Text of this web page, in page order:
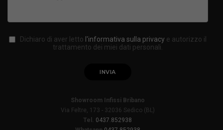
Dichiaro di aver letto l'informativa sulla privacy e autorizzo il
trattamento dei miei dati personali.
Showroom Infissi Bribano
Via Feltre, 173 - 32036 Sedico (BL)
Tel. 0437.852938